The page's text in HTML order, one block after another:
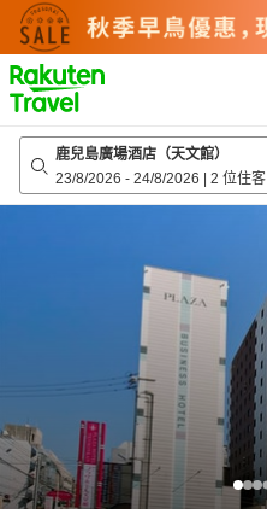
to
top
page
鹿兒島廣場酒店（天文館）
23/8/2026 - 24/8/2026 | 2 位住客